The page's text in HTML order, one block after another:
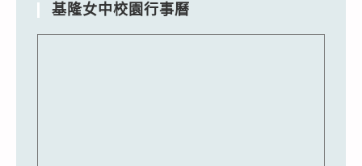
基隆女中校園行事曆